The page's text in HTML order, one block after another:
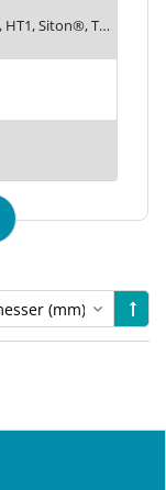
HE, HNBR, HT1, Siton®, Tempaflex, Therban®, Thermalon®